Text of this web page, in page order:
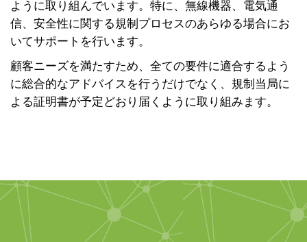
ように取り組んでいます。特に、無線機器、電気通
信、安全性に関する規制プロセスのあらゆる場合にお
いてサポートを行います。
顧客ニーズを満たすため、全ての要件に適合するよう
に総合的なアドバイスを行うだけでなく、規制当局に
よる証明書が予定どおり届くように取り組みます。